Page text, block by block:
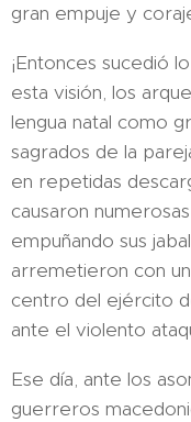
gran empuje y
¡Entonces sucedió
esta visión, los
lengua natal como
sagrados de la
en repetidas
causaron
empuñando sus
arremetieron con
centro del ejército
ante el violento
Ese día, ante los
guerreros